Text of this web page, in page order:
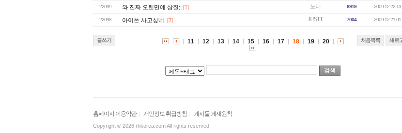
22099 와 진짜 오랜만에 삽질;; [1] 노니 6919 2009.12.22
22098 아이폰 사고싶네. [2] JUSTT 7004 2009.12.21
글쓰기 처음목록 새로
11 12 13 14 15 16 17 18 19 20
홈페이지 이용약관| 개인정보 취급방침 | 게시물 게재원칙
Copyright © 2026 rhkorea.com All rights reserved.